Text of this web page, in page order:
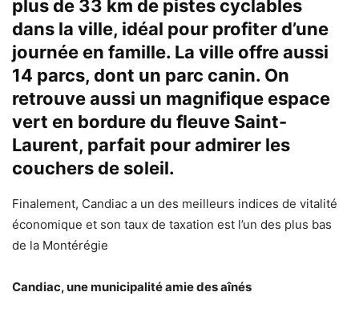
plus de 33 km de pistes cyclables
dans la ville, idéal pour profiter d’une
journée en famille. La ville offre aussi
14 parcs, dont un parc canin. On
retrouve aussi un magnifique espace
vert en bordure du fleuve Saint-
Laurent, parfait pour admirer les
couchers de soleil.
Finalement, Candiac a un des meilleurs indices de vitalité
économique et son taux de taxation est l’un des plus bas
de la Montérégie
Candiac, une municipalité amie des aînés